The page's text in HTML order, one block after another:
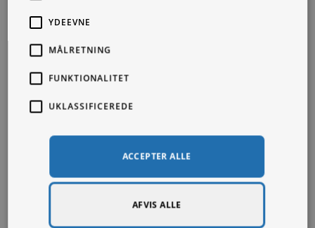
Du kunne også være
interesseret i...
YDEEVNE
MÅLRETNING
FUNKTIONALITET
UKLASSIFICEREDE
ACCEPTER ALLE
AFVIS ALLE